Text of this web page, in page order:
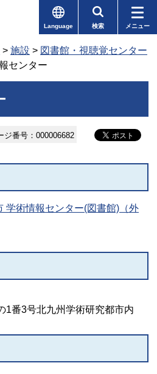
Language 検索 メニュー
> 施設 > 図書館・視聴覚センター
センター
ジ番号：000006682
学術情報センター(図書館)（外
1番3号北九州学術研究都市内